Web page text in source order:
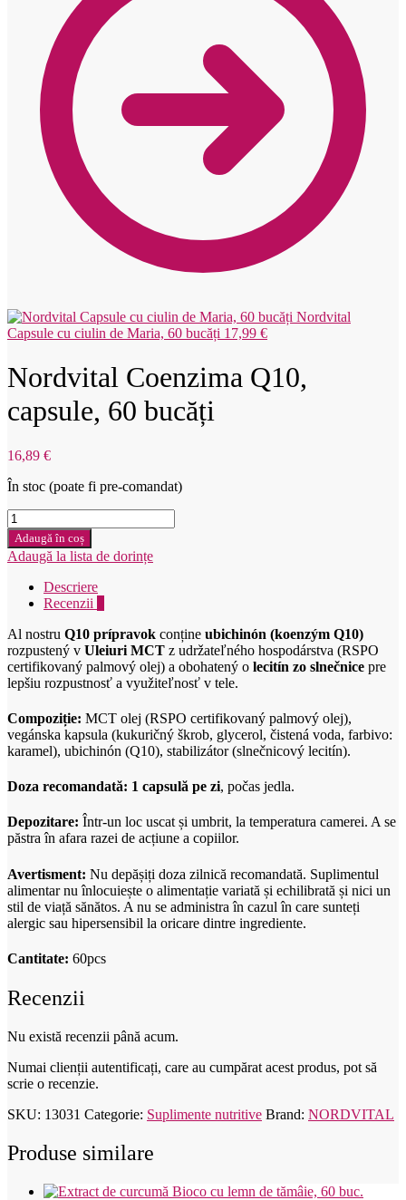
Nordvital
Capsule cu ciulin de Maria, 60 bucăți 17,99 €
Nordvital Coenzima Q10,
capsule, 60 bucăți
16,89 €
În stoc (poate fi pre-comandat)
Cantitate
Nordvital
Koenzím
Q10
kapsuly
Adaugă în coș
Adaugă la lista de dorințe
Descriere
Recenzii
Al nostru Q10 prípravok conține ubichinón (koenzým Q10)
rozpustený v Uleiuri MCT z udržateľného hospodárstva (RSPO
certifikovaný palmový olej) a obohatený o lecitín zo slnečnice pre
lepšiu rozpustnosť a využiteľnosť v tele.
Compoziție: MCT olej (RSPO certifikovaný palmový olej),
vegánska kapsula (kukuričný škrob, glycerol, čistená voda, farbivo:
karamel), ubichinón (Q10), stabilizátor (slnečnicový lecitín).
Doza recomandată: 1 capsulă pe zi, počas jedla.
Depozitare: Într-un loc uscat și umbrit, la temperatura camerei. A se
păstra în afara razei de acțiune a copiilor.
Avertisment: Nu depășiți doza zilnică recomandată. Suplimentul
alimentar nu înlocuiește o alimentație variată și echilibrată și nici un
stil de viață sănătos. A nu se administra în cazul în care sunteți
alergic sau hipersensibil la oricare dintre ingrediente.
Cantitate: 60pcs
Recenzii
Nu există recenzii până acum.
Numai clienții autentificați, care au cumpărat acest produs, pot să
scrie o recenzie.
SKU: 13031 Categorie: Suplimente nutritive Brand: NORDVITAL
Produse similare